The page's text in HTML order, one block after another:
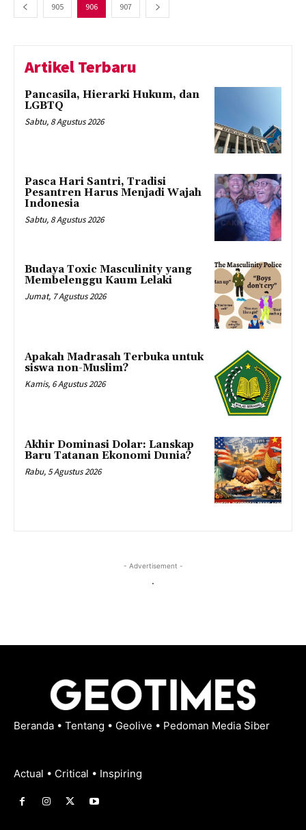
905 906 907
Artikel Terbaru
Pancasila, Hierarki Hukum, dan
LGBTQ
Sabtu, 8 Agustus 2026
Pasca Hari Santri, Tradisi
Pesantren Harus Menjadi Wajah
Indonesia
Sabtu, 8 Agustus 2026
Budaya Toxic Masculinity yang
Membelenggu Kaum Lelaki
Jumat, 7 Agustus 2026
Apakah Madrasah Terbuka untuk
siswa non-Muslim?
Kamis, 6 Agustus 2026
Akhir Dominasi Dolar: Lanskap
Baru Tatanan Ekonomi Dunia?
Rabu, 5 Agustus 2026
- Advertisement -
.
Beranda • Tentang • Geolive • Pedoman Media Siber
Actual • Critical • Inspiring